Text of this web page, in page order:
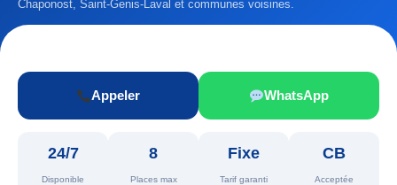
Chaponost, Saint-Genis-Laval et communes voisines.
Appeler WhatsApp
24/7
Disponible
8
Places max
Fixe
Tarif garanti
CB
Acceptée